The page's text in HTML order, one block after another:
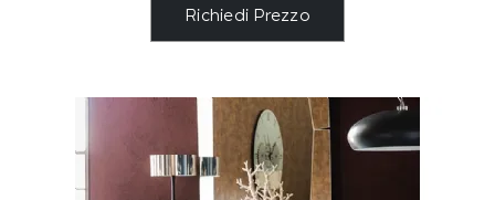
Richiedi Prezzo